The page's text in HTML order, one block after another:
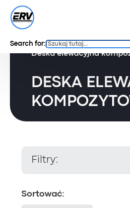
Search for:Główny / Produkty
Deska elewacyjna
DESKA
Filtry:
Sortować: